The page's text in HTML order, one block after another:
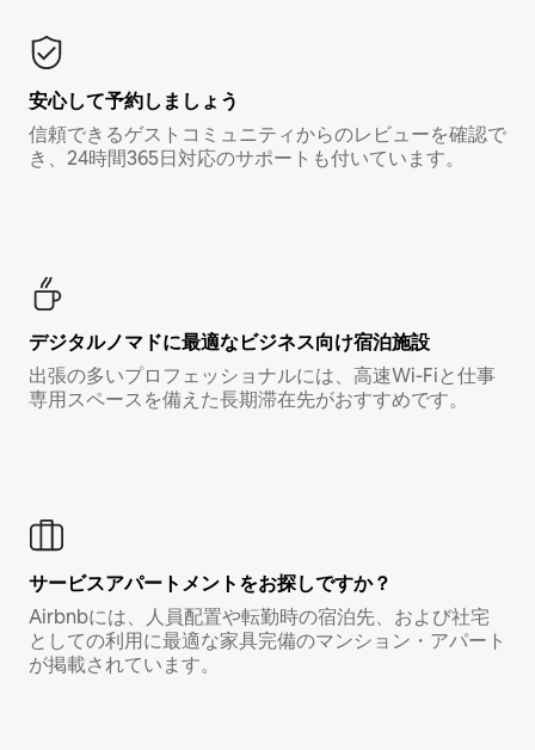
安心して予約しましょう
信頼できるゲストコミュニティからのレビューを確認で
き、24時間365日対応のサポートも付いています。
デジタルノマド⁠に最⁠適⁠なビ⁠ジ⁠ネ⁠ス⁠向⁠け宿⁠泊⁠施⁠設
出張の多いプロフェッショナルには、高速Wi-Fiと仕事
専用スペースを備えた長期滞在先がおすすめです。
サービスアパートメントをお探しですか？
Airbnbには、人員配置や転勤時の宿泊先、および社宅
としての利用に最適な家具完備のマンション・アパート
が掲載されています。